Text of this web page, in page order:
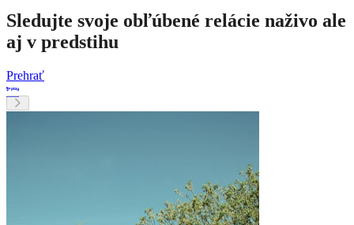
Sledujte svoje obľúbené relácie naživo ale
aj v predstihu
Prehrať